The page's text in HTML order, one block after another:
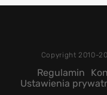
Copyright 2010-
Regulamin
Ustawienia